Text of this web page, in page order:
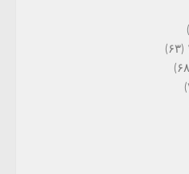
(۶۳)